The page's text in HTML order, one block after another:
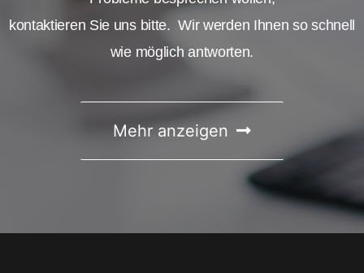
kontaktieren Sie uns bitte. Wir werden Ihnen so schnell
wie möglich antworten.
Mehr anzeigen